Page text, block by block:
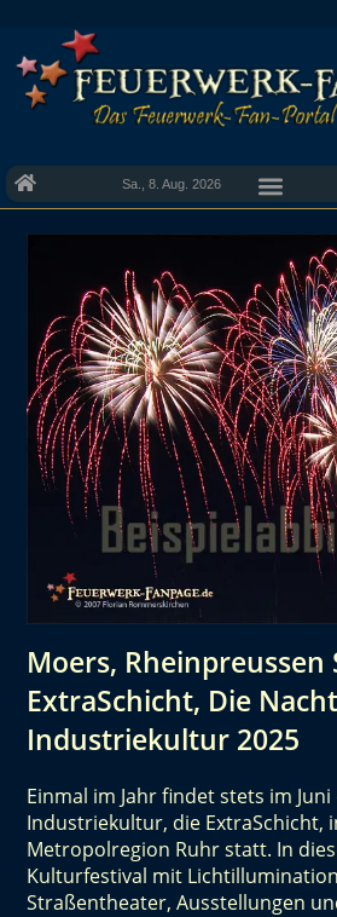
Sa., 8. Aug. 2026
Moers, Rheinpreussen
ExtraSchicht, Die
Industriekultur 2025
Einmal im Jahr findet stets im
Industriekultur, die ExtraSchicht,
Metropolregion Ruhr statt. In
Kulturfestival mit
Straßentheater, Ausstellungen